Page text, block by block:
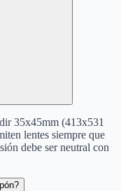
35x45mm (413x531
lentes siempre que
debe ser neutral con